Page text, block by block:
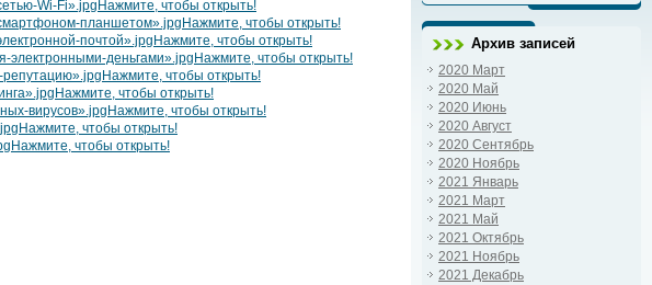
Нажмите, чтобы открыть!
Нажмите, чтобы открыть!
Нажмите, чтобы открыть!
Нажмите, чтобы открыть!
Нажмите, чтобы открыть!
Нажмите, чтобы открыть!
Нажмите, чтобы открыть!
Нажмите, чтобы открыть!
Нажмите, чтобы открыть!
Архив записей
2020 Март
2020 Май
2020 Июнь
2020 Август
2020 Сентябрь
2020 Ноябрь
2021 Январь
2021 Март
2021 Май
2021 Октябрь
2021 Ноябрь
2021 Декабрь